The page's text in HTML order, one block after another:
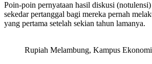
Poin-poin pernyataan hasil diskusi
sekedar pertanggal bagi mereka pernah
yang pertama setelah sekian tahun lamanya.
Rupiah Melambung, Kampus